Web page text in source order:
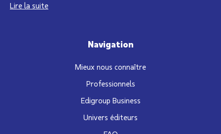
Lire la suite
Navigation
Mieux nous connaître
Professionnels
Edigroup Business
Univers éditeurs